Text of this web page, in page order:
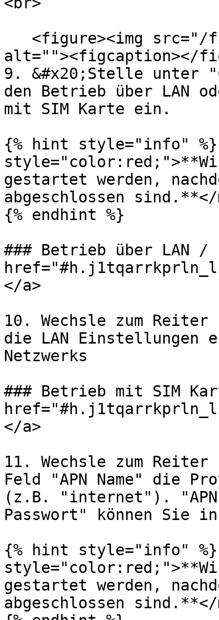
alt=""><figcaption></
9. &#x20;Stelle unter
den Betrieb über LAN
mit SIM Karte ein.
{% hint style="info" %}
gestartet werden,
abgeschlossen sind.**</
{% endhint %}
### Betrieb über LAN /
</a>
10. Wechsle zum
die LAN Einstellungen
Netzwerks
### Betrieb mit SIM
</a>
11. Wechsle zum
Feld "APN Name" die
(z.B. "internet"). "APN
Passwort" können Sie
{% hint style="info" %}
gestartet werden,
abgeschlossen sind.**</